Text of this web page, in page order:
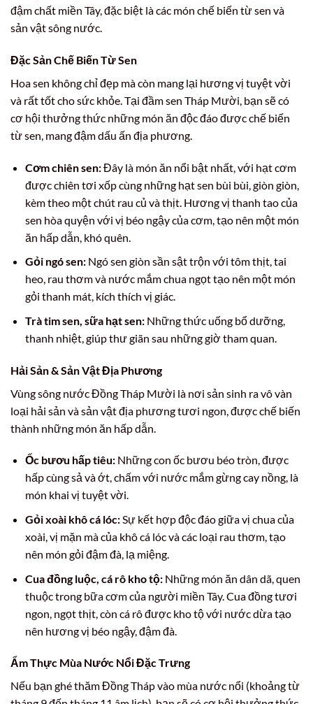
đậm chất miền Tây, đặc biệt là các món chế biến từ sen và
sản vật sông nước.
Đặc Sản Chế Biến Từ Sen
Hoa sen không chỉ đẹp mà còn mang lại hương vị tuyệt vời
và rất tốt cho sức khỏe. Tại đầm sen Tháp Mười, bạn sẽ có
cơ hội thưởng thức những món ăn độc đáo được chế biến
từ sen, mang đậm dấu ấn địa phương.
Cơm chiên sen:Đây là món ăn nổi bật nhất, với hạt cơm
được chiên tơi xốp cùng những hạt sen bùi bùi, giòn giòn,
kèm theo một chút rau củ và thịt. Hương vị thanh tao của
sen hòa quyện với vị béo ngậy của cơm, tạo nên một món
ăn hấp dẫn, khó quên.
Gỏi ngó sen:Ngó sen giòn sần sật trộn với tôm thịt, tai
heo, rau thơm và nước mắm chua ngọt tạo nên một món
gỏi thanh mát, kích thích vị giác.
Trà tim sen, sữa hạt sen:Những thức uống bổ dưỡng,
thanh nhiệt, giúp thư giãn sau những giờ tham quan.
Hải Sản & Sản Vật Địa Phương
Vùng sông nước Đồng Tháp Mười là nơi sản sinh ra vô vàn
loại hải sản và sản vật địa phương tươi ngon, được chế biến
thành những món ăn hấp dẫn.
Ốc bươu hấp tiêu:Những con ốc bươu béo tròn, được
hấp cùng sả và ớt, chấm với nước mắm gừng cay nồng, là
món khai vị tuyệt vời.
Gỏi xoài khô cá lóc:Sự kết hợp độc đáo giữa vị chua của
xoài, vị mặn mà của khô cá lóc và các loại rau thơm, tạo
nên món gỏi đậm đà, lạ miệng.
Cua đồng luộc, cá rô kho tộ:Những món ăn dân dã, quen
thuộc trong bữa cơm của người miền Tây. Cua đồng tươi
ngon, ngọt thịt, còn cá rô được kho tộ với nước dừa tạo
nên hương vị béo ngậy, đậm đà.
Ẩm Thực Mùa Nước Nổi Đặc Trưng
Nếu bạn ghé thăm Đồng Tháp vào mùa nước nổi (khoảng từ